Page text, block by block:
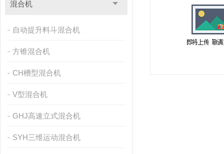
混合机
自动提升料斗混合机
方锥混合机
CH槽型混合机
V型混合机
GHJ高速立式混合机
SYH三维运动混合机